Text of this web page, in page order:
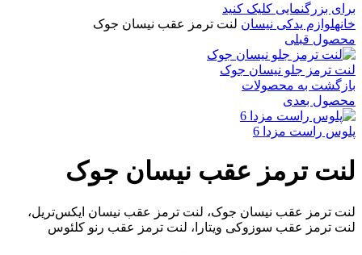
برای بزرگنمایی کلیک کنید
خانهلوازم یدکی نیسان لنت ترمز عقب نیسان جوک
محصول قبلی
لنت ترمز جلو نیسان جوک
بازگشت به محصولات
محصول بعدی
پلوس راست مزدا 6
لنت ترمز عقب نیسان جوک
لنت ترمز عقب نیسان جوک، لنت ترمز عقب نیسان ایکس‌تریل،
لنت ترمز عقب سوزوکی ویتارا، لنت ترمز عقب رنو کلئوس